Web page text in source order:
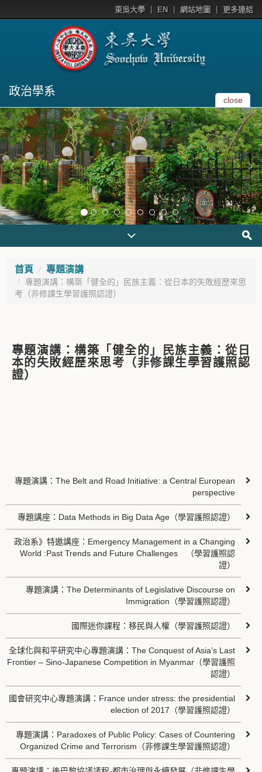
東吳大學 EN 網站地圖 更多連結
政治學系
close
首頁 專題演講
專題演講：構築「健全的」民族主義：從日本的失敗經歷來思
考（非修課生學習護照認證）
專題演講：構築「健全的」民族主義：從日
本的失敗經歷來思考（非修課生學習護照認
證）
專題演講：The Belt and Road Initiative: a Central European
perspective
專題講座：Data Methods in Big Data Age（學習護照認證）
政治系》特邀講座：Emergency Management in a Changing
World :Past Trends and Future Challenges （學習護照認
證）
專題演講：The Determinants of Legislative Discourse on
Immigration（學習護照認證）
國際迷你課程：移民與人權（學習護照認證）
全球化與和平研究中心專題演講：The Conquest of Asia’s Last
Frontier – Sino-Japanese Competition in Myanmar（學習護照
認證）
國會研究中心專題演講：France under stress: the presidential
election of 2017（學習護照認證）
專題演講：Paradoxes of Public Policy: Cases of Countering
Organized Crime and Terrorism（非修課生學習護照認證）